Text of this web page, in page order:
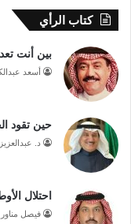
كتاب الرأي
بين أنت
أسعد
حين تقود
د.
احتلال
فيصل مناور